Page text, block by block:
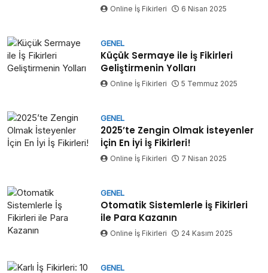
Online İş Fikirleri 6 Nisan 2025
GENEL
Küçük Sermaye ile İş Fikirleri
Geliştirmenin Yolları
Online İş Fikirleri 5 Temmuz 2025
GENEL
2025’te Zengin Olmak İsteyenler
İçin En İyi İş Fikirleri!
Online İş Fikirleri 7 Nisan 2025
GENEL
Otomatik Sistemlerle İş Fikirleri
ile Para Kazanın
Online İş Fikirleri 24 Kasım 2025
GENEL